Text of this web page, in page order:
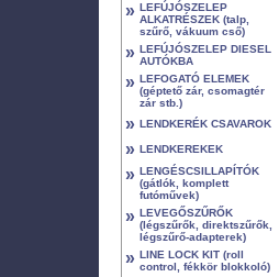
» LEFÚJÓSZELEP
ALKATRÉSZEK (talp,
szűrő, vákuum cső)
» LEFÚJÓSZELEP DIESEL
AUTÓKBA
» LEFOGATÓ ELEMEK
(géptető zár, csomagtér
zár stb.)
» LENDKERÉK CSAVAROK
» LENDKEREKEK
» LENGÉSCSILLAPÍTÓK
(gátlók, komplett
futóművek)
» LEVEGŐSZŰRŐK
(légszűrők, direktszűrők,
légszűrő-adapterek)
» LINE LOCK KIT (roll
control, fékkör blokkoló)